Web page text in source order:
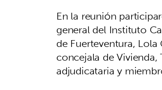
En la reunión
general del Instituto
de Fuerteventura,
concejala de
adjudicataria y